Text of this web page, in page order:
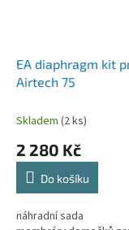
EA diaphragm kit
Airtech 75
Skladem (2 ks)
2 280 Kč
Do košíku
náhradní sada